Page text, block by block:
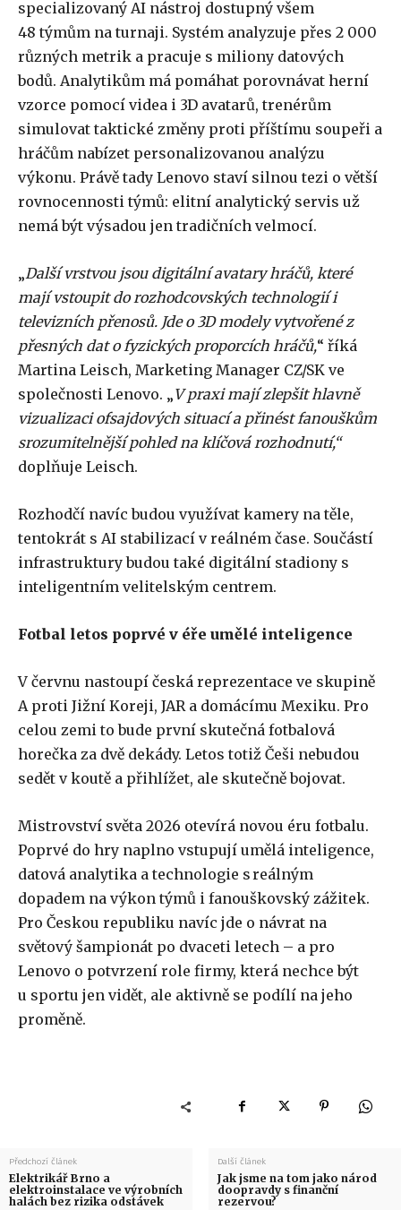
specializovaný AI nástroj dostupný všem
48 týmům na turnaji. Systém analyzuje přes 2 000
různých metrik a pracuje s miliony datových
bodů. Analytikům má pomáhat porovnávat herní
vzorce pomocí videa i 3D avatarů, trenérům
simulovat taktické změny proti příštímu soupeři a
hráčům nabízet personalizovanou analýzu
výkonu. Právě tady Lenovo staví silnou tezi o větší
rovnocennosti týmů: elitní analytický servis už
nemá být výsadou jen tradičních velmocí.
„Další vrstvou jsou digitální avatary hráčů, které
mají vstoupit do rozhodcovských technologií i
televizních přenosů. Jde o 3D modely vytvořené z
přesných dat o fyzických proporcích hráčů,“ říká
Martina Leisch, Marketing Manager CZ/SK ve
společnosti Lenovo. „V praxi mají zlepšit hlavně
vizualizaci ofsajdových situací a přinést fanouškům
srozumitelnější pohled na klíčová rozhodnutí,“
doplňuje Leisch.
Rozhodčí navíc budou využívat kamery na těle,
tentokrát s AI stabilizací v reálném čase. Součástí
infrastruktury budou také digitální stadiony s
inteligentním velitelským centrem.
Fotbal letos poprvé v éře umělé inteligence
V červnu nastoupí česká reprezentace ve skupině
A proti Jižní Koreji, JAR a domácímu Mexiku. Pro
celou zemi to bude první skutečná fotbalová
horečka za dvě dekády. Letos totiž Češi nebudou
sedět v koutě a přihlížet, ale skutečně bojovat.
Mistrovství světa 2026 otevírá novou éru fotbalu.
Poprvé do hry naplno vstupují umělá inteligence,
datová analytika a technologie s reálným
dopadem na výkon týmů i fanouškovský zážitek.
Pro Českou republiku navíc jde o návrat na
světový šampionát po dvaceti letech – a pro
Lenovo o potvrzení role firmy, která nechce být
u sportu jen vidět, ale aktivně se podílí na jeho
proměně.
Předchozí článek
Elektrikář Brno a
elektroinstalace ve výrobních
halách bez rizika odstávek
Další článek
Jak jsme na tom jako národ
doopravdy s finanční
rezervou?